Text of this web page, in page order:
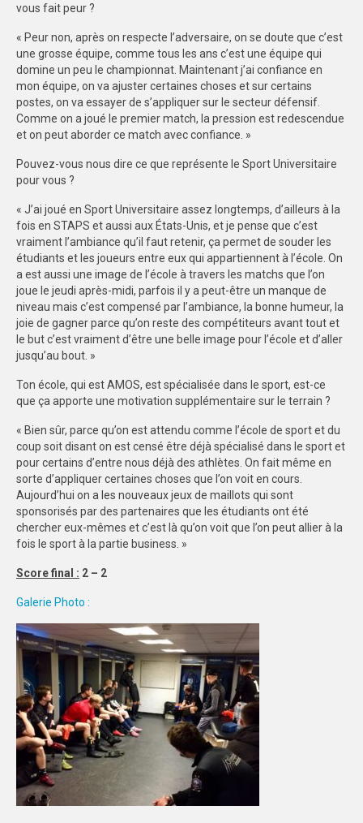
vous fait peur ?
« Peur non, après on respecte l’adversaire, on se doute que c’est
une grosse équipe, comme tous les ans c’est une équipe qui
domine un peu le championnat. Maintenant j’ai confiance en
mon équipe, on va ajuster certaines choses et sur certains
postes, on va essayer de s’appliquer sur le secteur défensif.
Comme on a joué le premier match, la pression est redescendue
et on peut aborder ce match avec confiance. »
Pouvez-vous nous dire ce que représente le Sport Universitaire
pour vous ?
« J’ai joué en Sport Universitaire assez longtemps, d’ailleurs à la
fois en STAPS et aussi aux États-Unis, et je pense que c’est
vraiment l’ambiance qu’il faut retenir, ça permet de souder les
étudiants et les joueurs entre eux qui appartiennent à l’école. On
a est aussi une image de l’école à travers les matchs que l’on
joue le jeudi après-midi, parfois il y a peut-être un manque de
niveau mais c’est compensé par l’ambiance, la bonne humeur, la
joie de gagner parce qu’on reste des compétiteurs avant tout et
le but c’est vraiment d’être une belle image pour l’école et d’aller
jusqu’au bout. »
Ton école, qui est AMOS, est spécialisée dans le sport, est-ce
que ça apporte une motivation supplémentaire sur le terrain ?
« Bien sûr, parce qu’on est attendu comme l’école de sport et du
coup soit disant on est censé être déjà spécialisé dans le sport et
pour certains d’entre nous déjà des athlètes. On fait même en
sorte d’appliquer certaines choses que l’on voit en cours.
Aujourd’hui on a les nouveaux jeux de maillots qui sont
sponsorisés par des partenaires que les étudiants ont été
chercher eux-mêmes et c’est là qu’on voit que l’on peut allier à la
fois le sport à la partie business. »
Score final : 2 – 2
Galerie Photo :